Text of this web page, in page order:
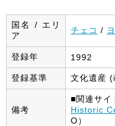
国名 / エリ
ア
チェコ /
登録年 1992
登録基準 文化遺産
備考
■関連サイ
Historic
O）